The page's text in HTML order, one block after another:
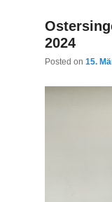
2024
Posted on 15.